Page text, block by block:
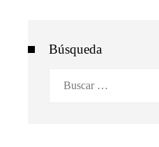
Búsqueda